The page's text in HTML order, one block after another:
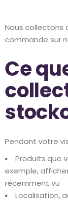
Nous collectons
commande sur
Ce
Pendant votre
Produits que
exemple,
récemment vu
Localisation,